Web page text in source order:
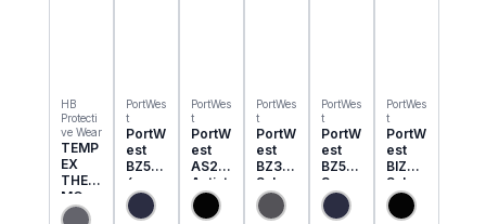
HB
Protecti
ve Wear
TEMP
EX
THER
MO
Einzie
PortWes
t
PortW
est
BZ50
6
Classi
c
PortWes
t
PortW
est
AS21
Antist
atik
ESD
PortWes
t
PortW
est
BZ31
Schw
eisser
Cargo
PortWes
t
PortW
est
BZ52
3
Bizwe
ld
PortWes
t
PortW
est
BIZ2
Schw
eisser
Jacke